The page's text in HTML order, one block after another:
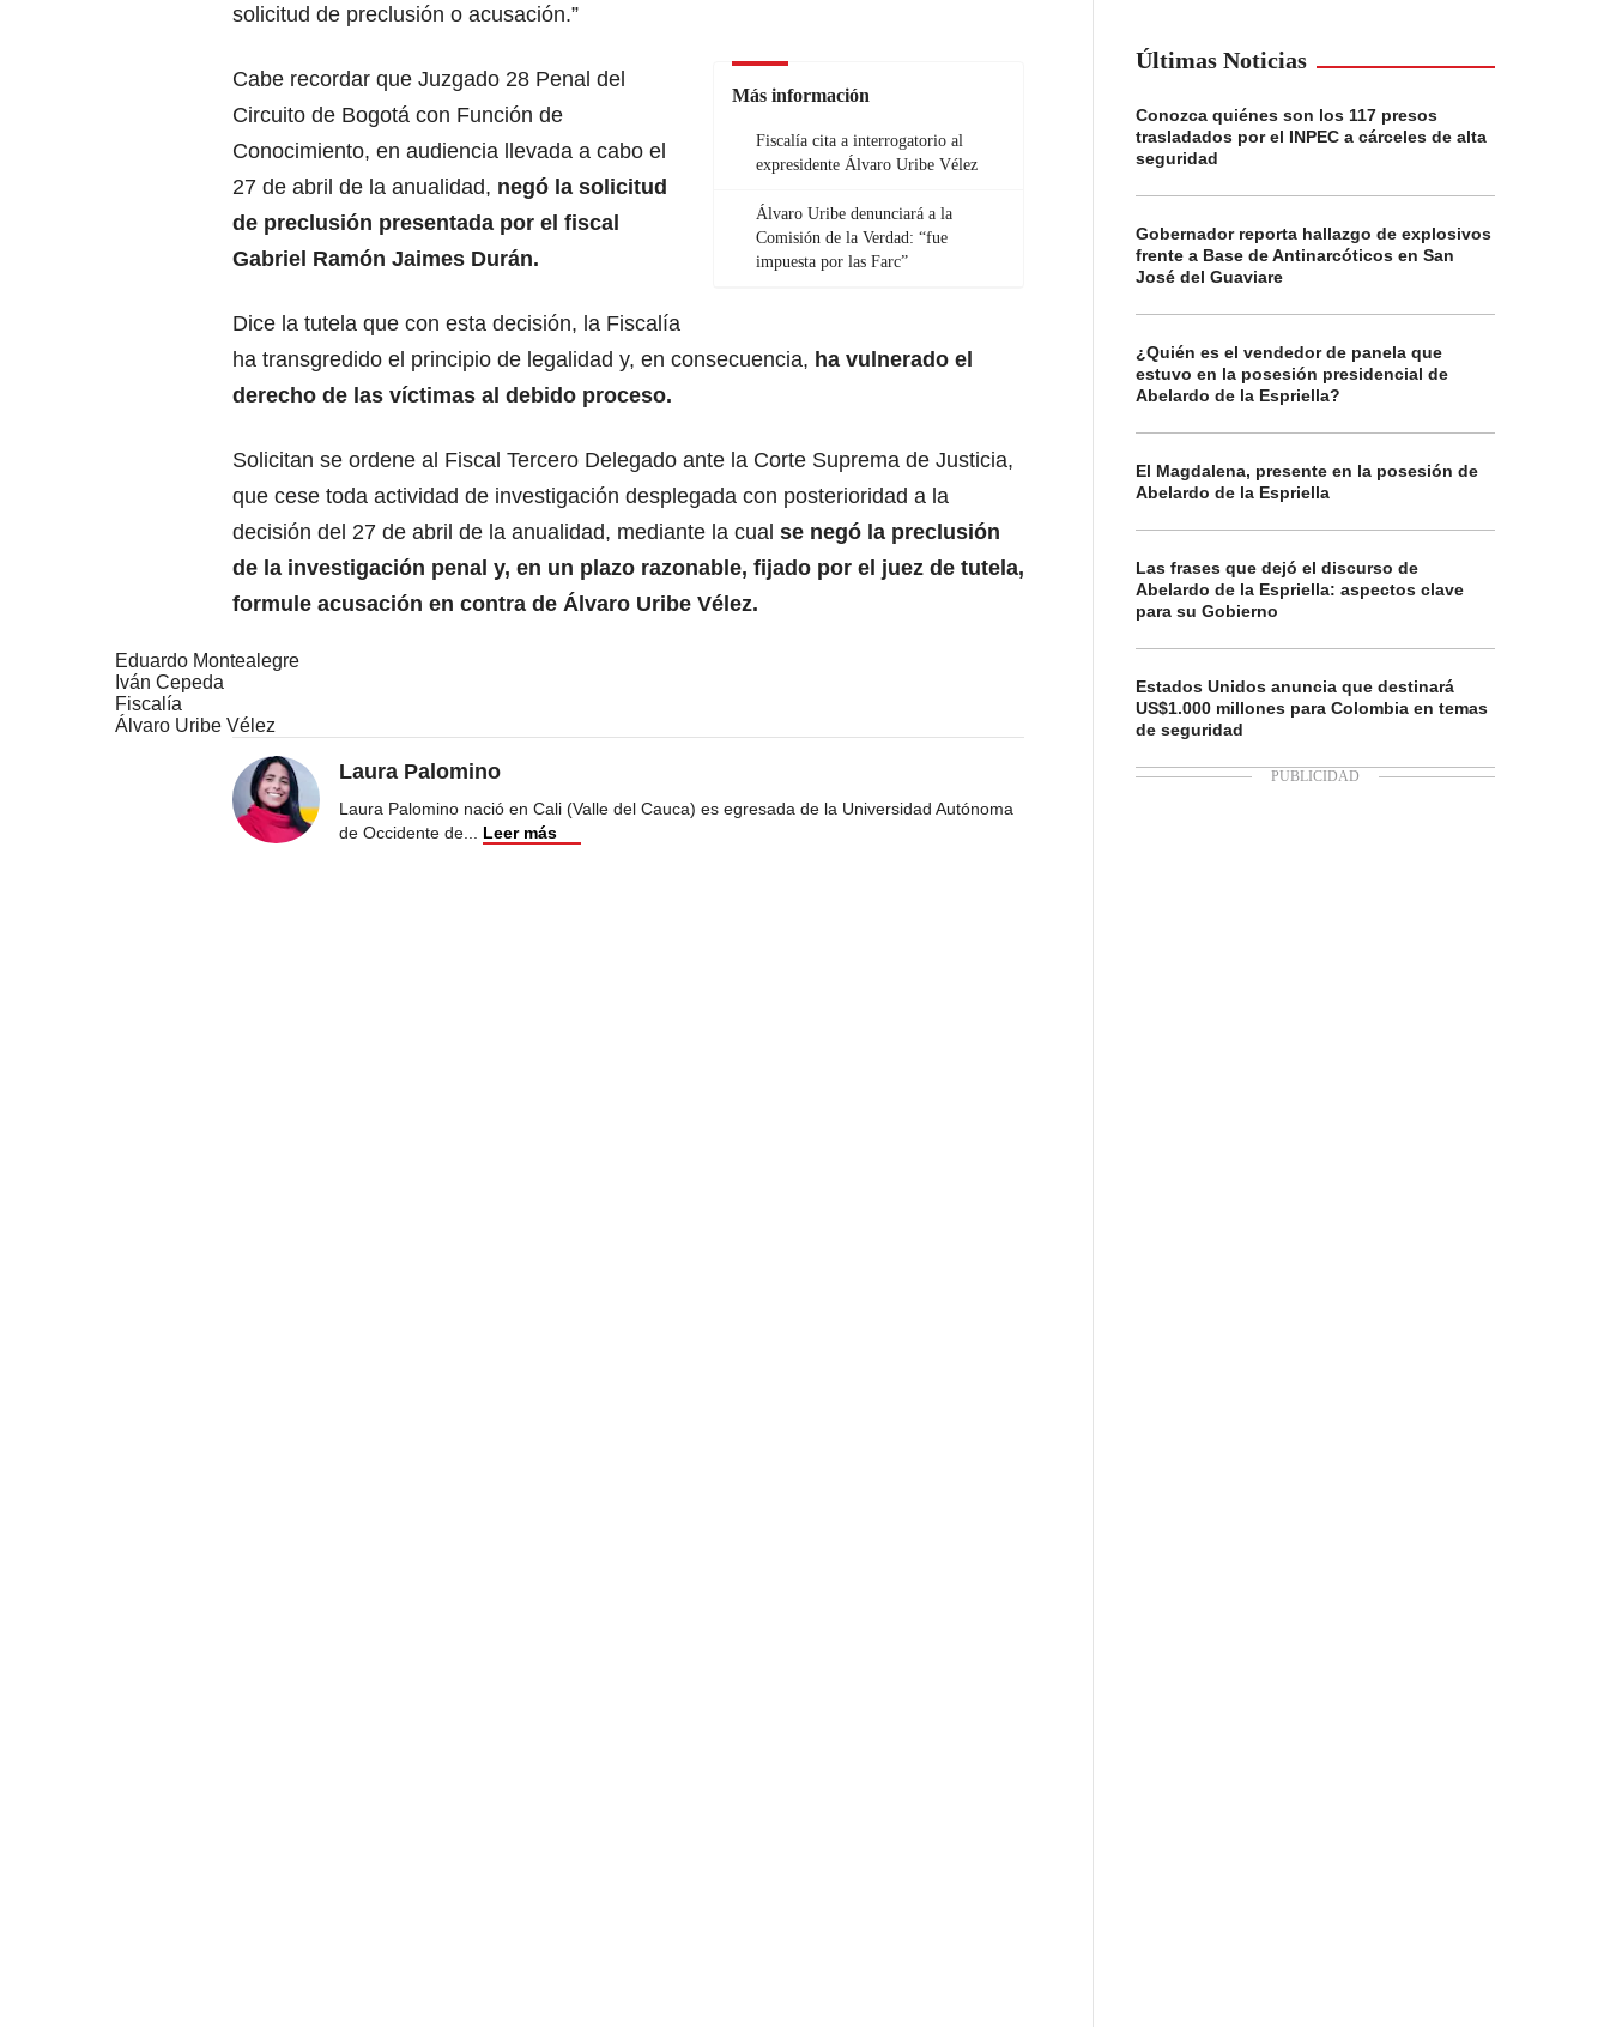
solicitud de preclusión o acusación.”
Más información
Fiscalía cita a interrogatorio al
expresidente Álvaro Uribe Vélez
Álvaro Uribe denunciará a la
Comisión de la Verdad: “fue
impuesta por las Farc”
Cabe recordar que Juzgado 28 Penal del
Circuito de Bogotá con Función de
Conocimiento, en audiencia llevada a cabo el
27 de abril de la anualidad, negó la solicitud
de preclusión presentada por el fiscal
Gabriel Ramón Jaimes Durán.
Dice la tutela que con esta decisión, la Fiscalía
ha transgredido el principio de legalidad y, en consecuencia, ha vulnerado el
derecho de las víctimas al debido proceso.
Solicitan se ordene al Fiscal Tercero Delegado ante la Corte Suprema de Justicia,
que cese toda actividad de investigación desplegada con posterioridad a la
decisión del 27 de abril de la anualidad, mediante la cual se negó la preclusión
de la investigación penal y, en un plazo razonable, fijado por el juez de tutela,
formule acusación en contra de Álvaro Uribe Vélez.
Eduardo Montealegre
Iván Cepeda
Fiscalía
Álvaro Uribe Vélez
Laura Palomino
Laura Palomino nació en Cali (Valle del Cauca) es egresada de la Universidad Autónoma
de Occidente de... Leer más
Últimas Noticias
Conozca quiénes son los 117 presos
trasladados por el INPEC a cárceles de alta
seguridad
Gobernador reporta hallazgo de explosivos
frente a Base de Antinarcóticos en San
José del Guaviare
¿Quién es el vendedor de panela que
estuvo en la posesión presidencial de
Abelardo de la Espriella?
El Magdalena, presente en la posesión de
Abelardo de la Espriella
Las frases que dejó el discurso de
Abelardo de la Espriella: aspectos clave
para su Gobierno
Estados Unidos anuncia que destinará
US$1.000 millones para Colombia en temas
de seguridad